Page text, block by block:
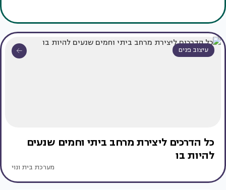
עיצוב פנים
כל הדרכים ליצירת מרחב ביתי וחמים שנעים
להיות בו
מערכת בית ונוי